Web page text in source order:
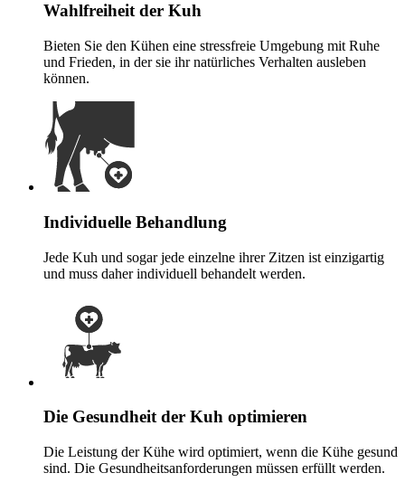
Wahlfreiheit der Kuh
Bieten Sie den Kühen eine stressfreie Umgebung mit Ruhe
und Frieden, in der sie ihr natürliches Verhalten ausleben
können.
Individuelle Behandlung
Jede Kuh und sogar jede einzelne ihrer Zitzen ist einzigartig
und muss daher individuell behandelt werden.
Die Gesundheit der Kuh optimieren
Die Leistung der Kühe wird optimiert, wenn die Kühe gesund
sind. Die Gesundheitsanforderungen müssen erfüllt werden.